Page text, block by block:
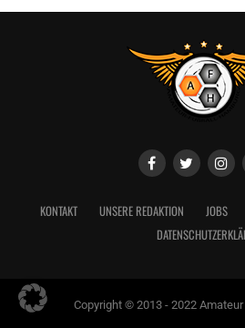
KONTAKT UNSERE REDAKTION JOBS
Copyright © 2013 - 2022